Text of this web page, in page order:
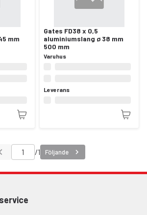
mm
Gates FD38 x 0,5
aluminiumslang ø 38 mm
500 mm
Varuhus
Leverans
/1 Följande